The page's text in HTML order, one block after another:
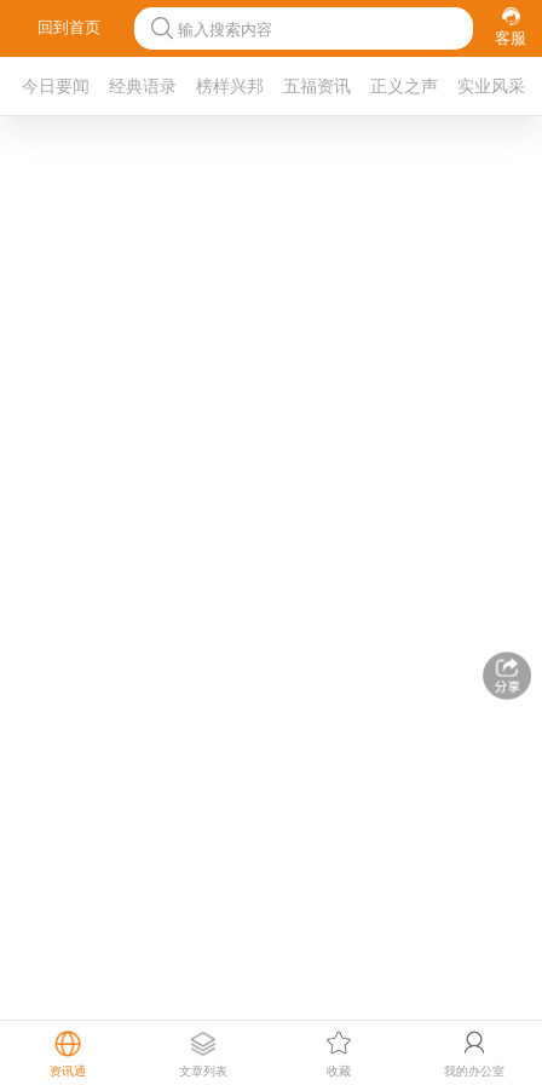
回到首页 输入搜索内容 客服
今日要闻 经典语录 榜样兴邦 五福资讯 正义之声 实业风采
资讯通 文章列表 收藏 我的办公室